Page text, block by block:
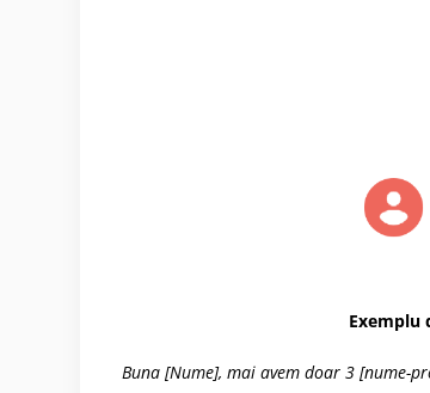
Exemplu
Buna [Nume], mai avem doar 3 [nume-